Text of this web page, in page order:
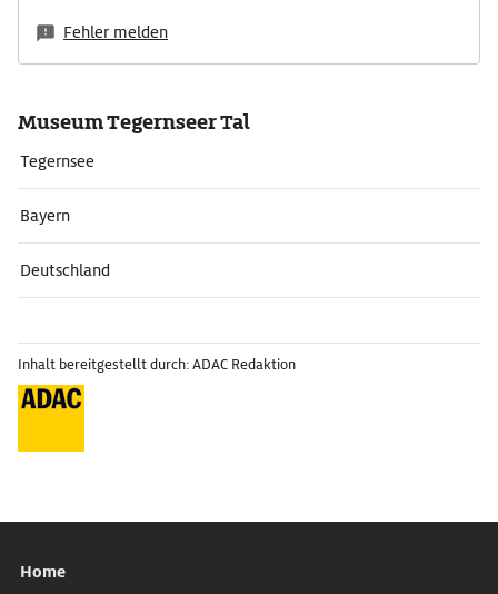
Fehler melden
Museum Tegernseer Tal
Tegernsee
Bayern
Deutschland
Inhalt bereitgestellt durch: ADAC Redaktion
Home